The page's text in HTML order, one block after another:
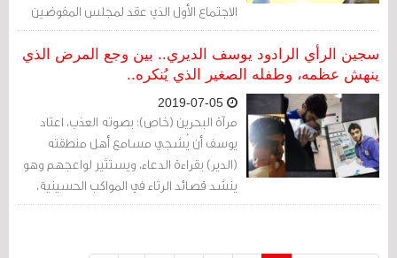
الاجتماع الأول الذي عقد لمجلس المفوضين
بعد صدور المرسوم الملكي
سجين الرأي الرادود يوسف الديري.. بين وجع المرض الذي
ينهش عظمه، وطفله الصغير الذي يُنكره..
مرآة البحرين (خاص): بصوته العذب، اعتاد
يوسف أن يُشجي مسامع أهل منطقته
(الدير) بقراءة الدعاء، ويستثير لواعجهم وهو
ينشد قصائد الرثاء في المواكب الحسينية،
لكن ماذا يفعل يوسف اليوم وهو يعيش